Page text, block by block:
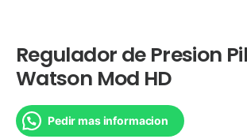
Regulador de Presion
Watson Mod HD
Pedir mas informacion